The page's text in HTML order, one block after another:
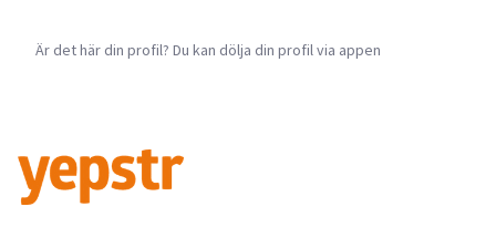
Är det här din profil? Du kan dölja din profil via appen